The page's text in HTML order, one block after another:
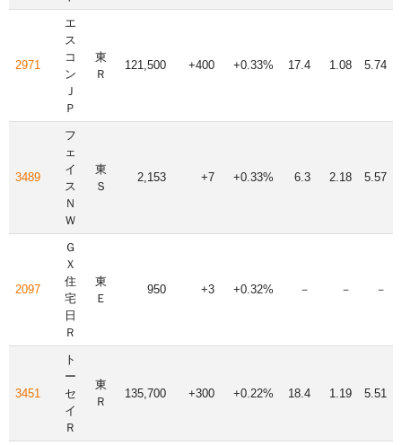
2971
エ
ス
コ
ン
Ｊ
Ｐ
東
Ｒ
121,500 +400 +0.33% 17.4 1.08 5.74
3489
フ
ェ
イ
ス
Ｎ
Ｗ
東
Ｓ
2,153 +7 +0.33% 6.3 2.18 5.57
2097
Ｇ
Ｘ
住
宅
日
Ｒ
東
Ｅ
950 +3 +0.32% － － －
3451
ト
ー
セ
イ
Ｒ
東
Ｒ
135,700 +300 +0.22% 18.4 1.19 5.51